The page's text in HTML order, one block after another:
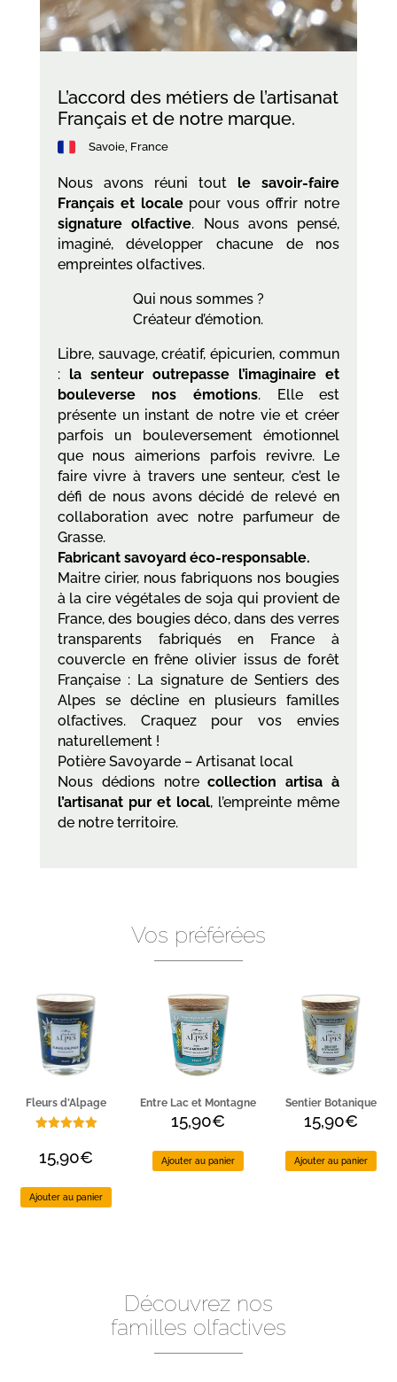
L’accord des métiers de l’artisanat
Français et de notre marque.
Savoie, France
Nous avons réuni tout le savoir-faire
Français et localepour vous offrir notre
signature olfactive. Nous avons pensé,
imaginé, développer chacune de nos
empreintes olfactives.
Qui nous sommes ?
Créateur d’émotion.
Libre, sauvage, créatif, épicurien, commun
: la senteur outrepasse l’imaginaire et
bouleverse nos émotions. Elle est
présente un instant de notre vie et créer
parfois un bouleversement émotionnel
que nous aimerions parfois revivre. Le
faire vivre à travers une senteur, c’est le
défi de nous avons décidé de relevé en
collaboration avec notre parfumeur de
Grasse.
Fabricant savoyard éco-responsable.
Maitre cirier, nous fabriquons nos bougies
à la cire végétales de soja qui provient de
France, des bougies déco, dans des verres
transparents fabriqués en France à
couvercle en frêne olivier issus de forêt
Française : La signature de Sentiers des
Alpes se décline en plusieurs familles
olfactives. Craquez pour vos envies
naturellement !
Potière Savoyarde – Artisanat local
Nous dédions notrecollection artisa à
l’artisanat pur et local, l’empreinte même
de notre territoire.
Vos préférées
Fleurs d’Alpage
sur 5
basé sur
client
15,90€
Ajouter au panier
Entre Lac et Montagne
15,90€
Ajouter au panier
Sentier Botanique
15,90€
Ajouter au panier
Découvrez nos
familles olfactives